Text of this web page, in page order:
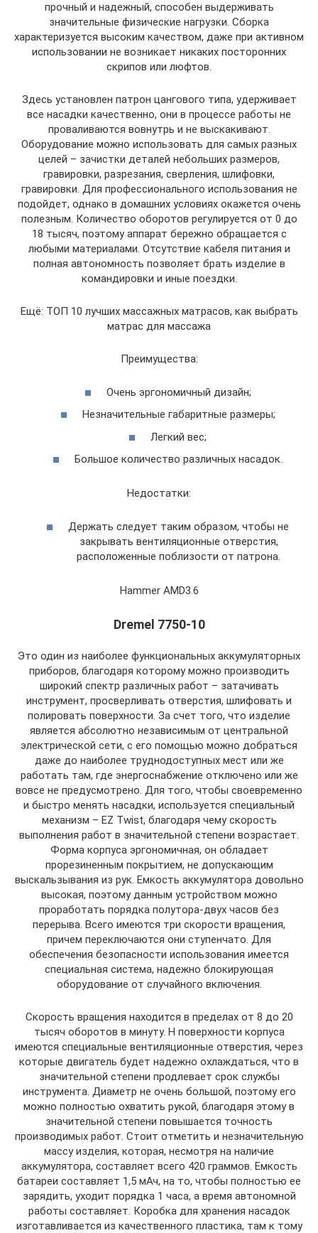
прочный и надежный, способен выдерживать
значительные физические нагрузки. Сборка
характеризуется высоким качеством, даже при активном
использовании не возникает никаких посторонних
скрипов или люфтов.
Здесь установлен патрон цангового типа, удерживает
все насадки качественно, они в процессе работы не
проваливаются вовнутрь и не выскакивают.
Оборудование можно использовать для самых разных
целей – зачистки деталей небольших размеров,
гравировки, разрезания, сверления, шлифовки,
гравировки. Для профессионального использования не
подойдет, однако в домашних условиях окажется очень
полезным. Количество оборотов регулируется от 0 до
18 тысяч, поэтому аппарат бережно обращается с
любыми материалами. Отсутствие кабеля питания и
полная автономность позволяет брать изделие в
командировки и иные поездки.
Ещё: ТОП 10 лучших массажных матрасов, как выбрать
матрас для массажа
Преимущества:
Очень эргономичный дизайн;
Незначительные габаритные размеры;
Легкий вес;
Большое количество различных насадок.
Недостатки:
Держать следует таким образом, чтобы не
закрывать вентиляционные отверстия,
расположенные поблизости от патрона.
Hammer AMD3.6
Dremel 7750-10
Это один из наиболее функциональных аккумуляторных
приборов, благодаря которому можно производить
широкий спектр различных работ – затачивать
инструмент, просверливать отверстия, шлифовать и
полировать поверхности. За счет того, что изделие
является абсолютно независимым от центральной
электрической сети, с его помощью можно добраться
даже до наиболее труднодоступных мест или же
работать там, где энергоснабжение отключено или же
вовсе не предусмотрено. Для того, чтобы своевременно
и быстро менять насадки, используется специальный
механизм – EZ Twist, благодаря чему скорость
выполнения работ в значительной степени возрастает.
Форма корпуса эргономичная, он обладает
прорезиненным покрытием, не допускающим
выскальзывания из рук. Емкость аккумулятора довольно
высокая, поэтому данным устройством можно
проработать порядка полутора-двух часов без
перерыва. Всего имеются три скорости вращения,
причем переключаются они ступенчато. Для
обеспечения безопасности использования имеется
специальная система, надежно блокирующая
оборудование от случайного включения.
Скорость вращения находится в пределах от 8 до 20
тысяч оборотов в минуту. Н поверхности корпуса
имеются специальные вентиляционные отверстия, через
которые двигатель будет надежно охлаждаться, что в
значительной степени продлевает срок службы
инструмента. Диаметр не очень большой, поэтому его
можно полностью охватить рукой, благодаря этому в
значительной степени повышается точность
производимых работ. Стоит отметить и незначительную
массу изделия, которая, несмотря на наличие
аккумулятора, составляет всего 420 граммов. Емкость
батареи составляет 1,5 мАч, на то, чтобы полностью ее
зарядить, уходит порядка 1 часа, а время автономной
работы составляет. Коробка для хранения насадок
изготавливается из качественного пластика, там к тому